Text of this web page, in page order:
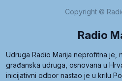
Copyright ©
Radio
Udruga Radio Marija neprofitna je,
građanska udruga, osnovana u
inicijativni odbor nastao je u krilu